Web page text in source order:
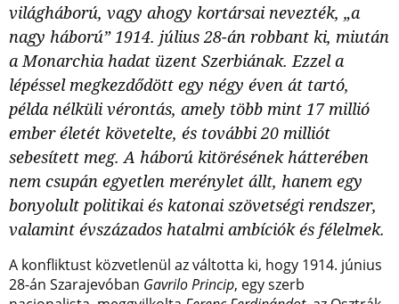
világháború, vagy ahogy kortársai nevezték, „a
nagy háború” 1914. július 28-án robbant ki, miután
a Monarchia hadat üzent Szerbiának. Ezzel a
lépéssel megkezdődött egy négy éven át tartó,
példa nélküli vérontás, amely több mint 17 millió
ember életét követelte, és további 20 milliót
sebesített meg. A háború kitörésének hátterében
nem csupán egyetlen merénylet állt, hanem egy
bonyolult politikai és katonai szövetségi rendszer,
valamint évszázados hatalmi ambíciók és félelmek.
A konfliktust közvetlenül az váltotta ki, hogy 1914. június
28-án Szarajevóban Gavrilo Princip, egy szerb